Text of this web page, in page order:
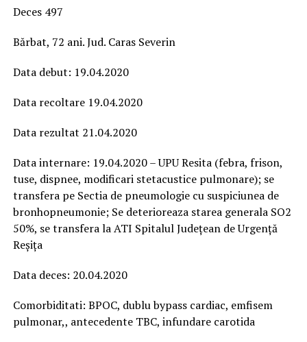
Deces 497
Bărbat, 72 ani. Jud. Caras Severin
Data debut: 19.04.2020
Data recoltare 19.04.2020
Data rezultat 21.04.2020
Data internare: 19.04.2020 – UPU Resita (febra, frison,
tuse, dispnee, modificari stetacustice pulmonare); se
transfera pe Sectia de pneumologie cu suspiciunea de
bronhopneumonie; Se deterioreaza starea generala SO2
50%, se transfera la ATI Spitalul Județean de Urgență
Reșița
Data deces: 20.04.2020
Comorbiditati: BPOC, dublu bypass cardiac, emfisem
pulmonar,, antecedente TBC, infundare carotida